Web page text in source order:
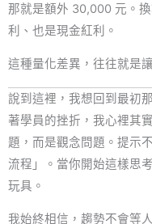
那就是額外 30,000 元。
利、也是現金紅利。
這種量化差異，往往就是
說到這裡，我想回到最初
著學員的挫折，我心裡其
題，而是觀念問題。提示
流程」。當你開始這樣思
玩具。
我始終相信，趨勢不會等